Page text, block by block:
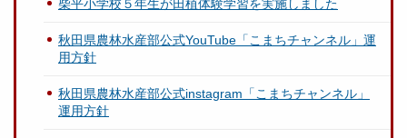
柴平小学校５年生が田植体験学習を実施しました
秋田県農林水産部公式YouTube「こまちチャンネル」運
用方針
秋田県農林水産部公式instagram「こまちチャンネル」
運用方針